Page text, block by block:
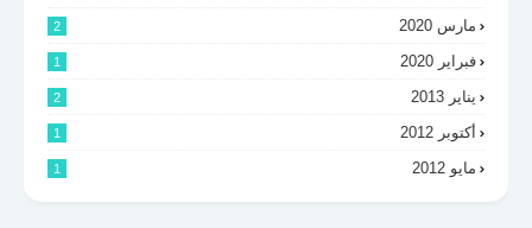
مارس 2020 2
فبراير 2020 1
يناير 2013 2
أكتوبر 2012 1
مايو 2012 1